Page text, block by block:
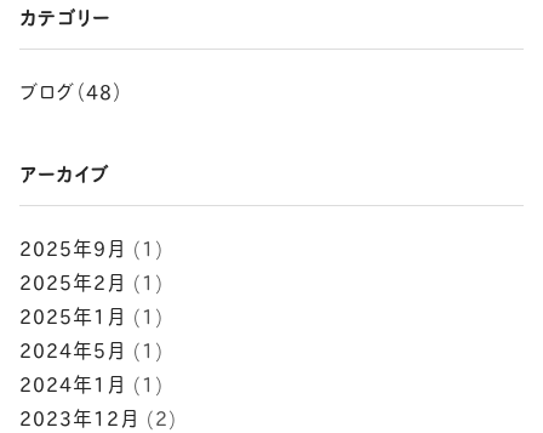
カテゴリー
ブログ（48）
アーカイブ
2025年9月 (1)
2025年2月 (1)
2025年1月 (1)
2024年5月 (1)
2024年1月 (1)
2023年12月 (2)